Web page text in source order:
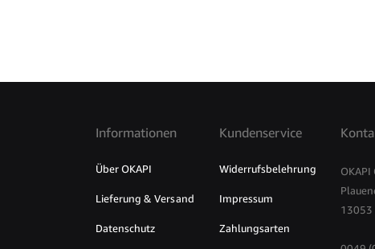
Informationen
Über OKAPI
Lieferung & Versand
Datenschutz
Kundenservice
Widerrufsbelehrung
Impressum
Zahlungsarten
OKAPI
13053